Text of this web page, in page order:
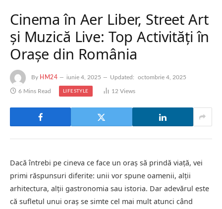
Cinema în Aer Liber, Street Art
și Muzică Live: Top Activități în
Orașe din România
By HM24 iunie 4, 2025 Updated: octombrie 4, 2025
6 Mins Read LIFESTYLE 12 Views
Dacă întrebi pe cineva ce face un oraș să prindă viață, vei
primi răspunsuri diferite: unii vor spune oamenii, alții
arhitectura, alții gastronomia sau istoria. Dar adevărul este
că sufletul unui oraș se simte cel mai mult atunci când